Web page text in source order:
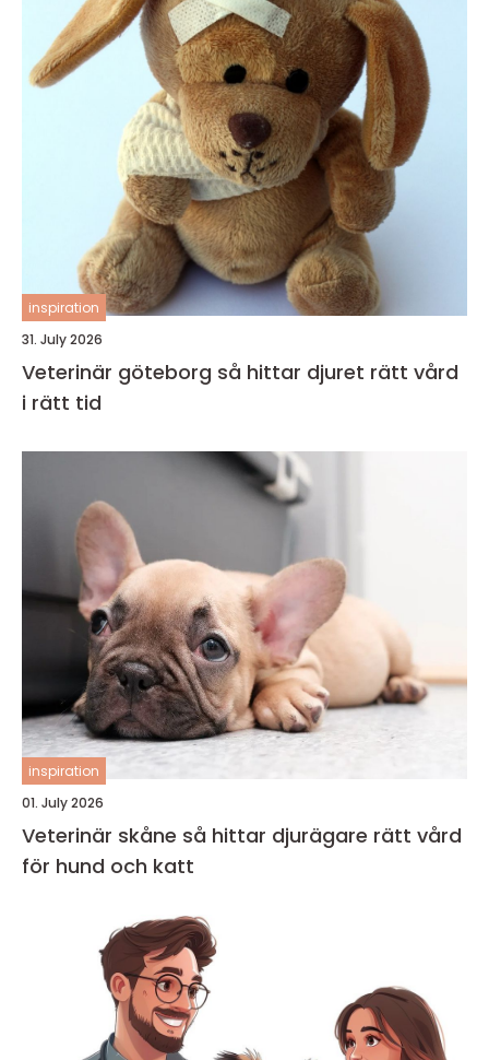
inspiration
31. July 2026
Veterinär göteborg så hittar djuret rätt vård
i rätt tid
inspiration
01. July 2026
Veterinär skåne så hittar djurägare rätt vård
för hund och katt